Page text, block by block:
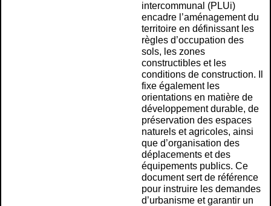
intercommunal (PLUi)
encadre l’aménagement du
territoire en définissant les
règles d’occupation des
sols, les zones
constructibles et les
conditions de construction. Il
fixe également les
orientations en matière de
développement durable, de
préservation des espaces
naturels et agricoles, ainsi
que d’organisation des
déplacements et des
équipements publics. Ce
document sert de référence
pour instruire les demandes
d’urbanisme et garantir un